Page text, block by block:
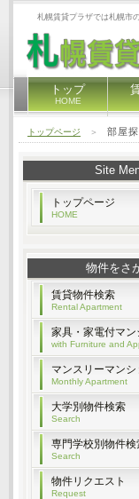
札幌賃貸プラザでは札幌市
トップ
HOME
トップページ ＞ 部屋
Site
トップページ
HOME
物件をさ
賃貸物件検索
Rental Apartment
家具・家電付マン
with Furniture and
マンスリーマンシ
Monthly Apartment
大学別物件検索
Search
専門学校別物件検
Search
物件リクエスト
Request